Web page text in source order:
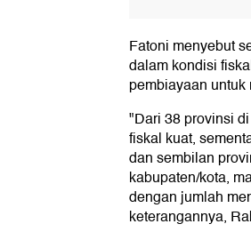
Fatoni menyebut
dalam kondisi
pembiayaan
"Dari 38 provinsi
fiskal kuat,
dan sembilan
kabupaten/kota,
dengan jumlah
keterangannya,